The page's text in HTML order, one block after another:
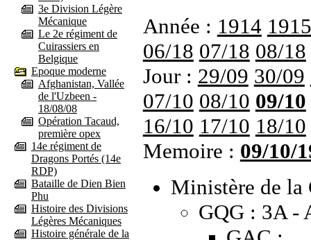
3e Division Légère
Mécanique
Le 2e régiment de
Cuirassiers en
Belgique
Epoque moderne
Afghanistan, Vallée
de l'Uzbeen -
18/08/08
Opération Tacaud,
première opex
14e régiment de
Dragons Portés (14e
RDP)
Bataille de Dien Bien
Phu
Histoire des Divisions
Légères Mécaniques
Histoire générale de la
Année : 1914 1915
06/18 07/18 08/18
Jour : 29/09 30/09
07/10 08/10 09/10
16/10 17/10 18/10
Memoire : 09/10/
Ministère de la
GQG : 3A -